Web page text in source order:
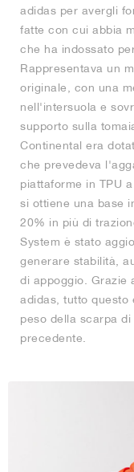
adidas per avergli
fatte con cui abbia
che ha indossato
Rappresentava un
originale, con una
nell'intersuola e
supporto sulla
Continental era
che prevedeva
piattaforme in TPU
si ottiene una base
20% in più di
System è stato
generare stabilità,
di appoggio. Grazie
adidas, tutto questo
peso della scarpa
precedente.